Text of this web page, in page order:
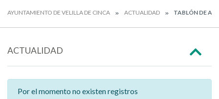
AYUNTAMIENTO DE VELILLA DE CINCA ACTUALIDAD TABLÓN DE
ACTUALIDAD
Por el momento no existen registros